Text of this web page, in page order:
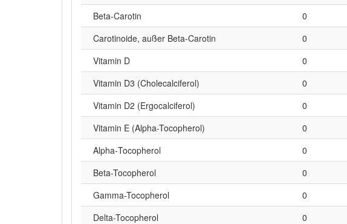
Beta‑Carotin
0
Carotinoide, außer Beta-Carotin
0
Vitamin D
0
Vitamin D3 (Cholecalciferol)
0
Vitamin D2 (Ergocalciferol)
0
Vitamin E (Alpha-Tocopherol)
0
Alpha‑Tocopherol
0
Beta-Tocopherol
0
Gamma-Tocopherol
0
Delta-Tocopherol
0